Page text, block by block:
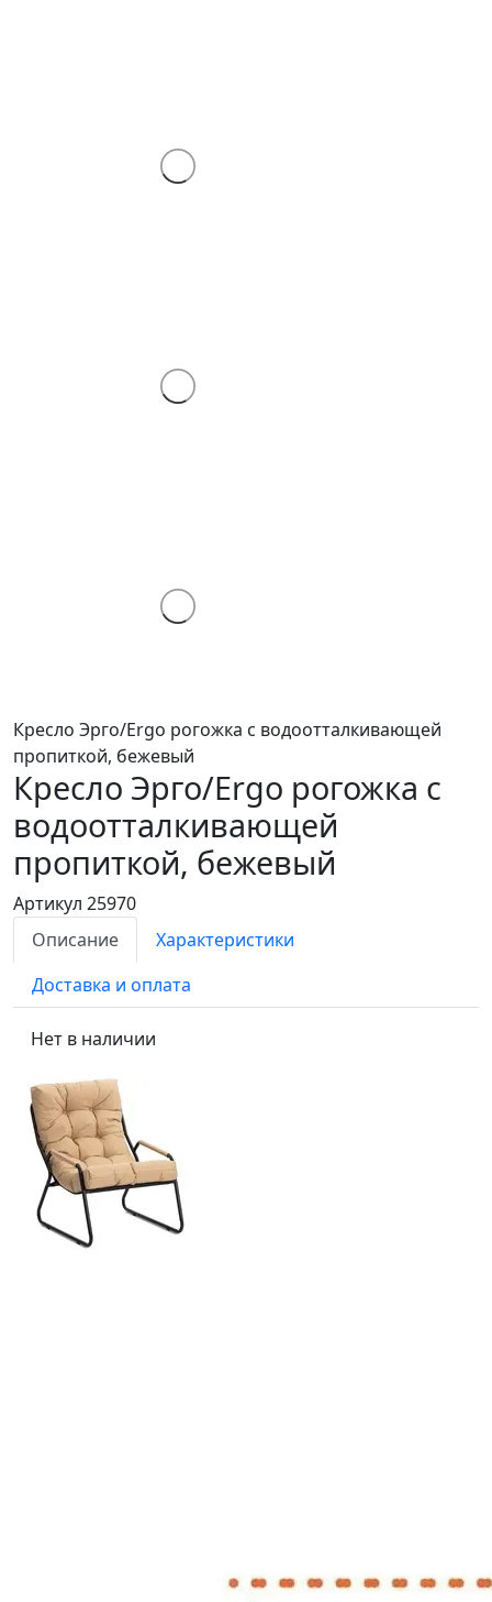
Кресло Эрго/Ergo рогожка с водоотталкивающей
пропиткой, бежевый
Кресло Эрго/Ergo рогожка с
водоотталкивающей
пропиткой, бежевый
Артикул 25970
Описание
Характеристики
Доставка и оплата
Нет в наличии